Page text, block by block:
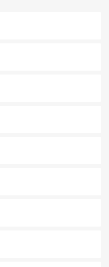
風情を楽しめる外せないスポット